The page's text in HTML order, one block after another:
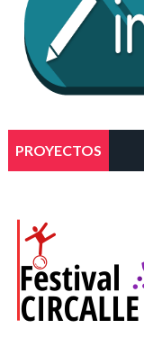
PROYECTOS